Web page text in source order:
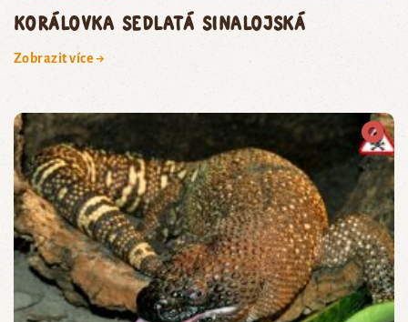
korálovka sedlatá sinalojská
Zobrazit více →